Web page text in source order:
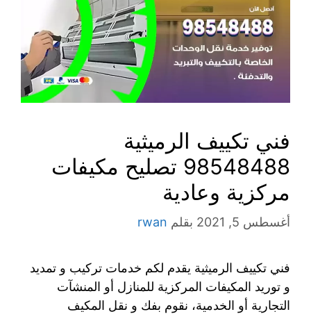
فني تكييف الرميثية
98548488 تصليح مكيفات
مركزية وعادية
أغسطس 5, 2021 بقلم rwan
فني تكييف الرميثية يقدم لكم خدمات تركيب و تمديد
و توريد المكيفات المركزية للمنازل أو المنشآت
التجارية أو الخدمية، نقوم بفك و نقل المكيف